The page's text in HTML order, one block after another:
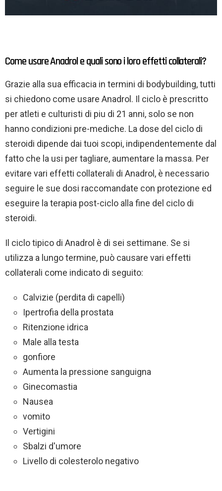
Come usare Anadrol e quali sono i loro effetti collaterali?
Grazie alla sua efficacia in termini di bodybuilding, tutti
si chiedono come usare Anadrol. Il ciclo è prescritto
per atleti e culturisti di piu di 21 anni, solo se non
hanno condizioni pre-mediche. La dose del ciclo di
steroidi dipende dai tuoi scopi, indipendentemente dal
fatto che la usi per tagliare, aumentare la massa. Per
evitare vari effetti collaterali di Anadrol, è necessario
seguire le sue dosi raccomandate con protezione ed
eseguire la terapia post-ciclo alla fine del ciclo di
steroidi.
Il ciclo tipico di Anadrol è di sei settimane. Se si
utilizza a lungo termine, può causare vari effetti
collaterali come indicato di seguito:
Calvizie (perdita di capelli)
Ipertrofia della prostata
Ritenzione idrica
Male alla testa
gonfiore
Aumenta la pressione sanguigna
Ginecomastia
Nausea
vomito
Vertigini
Sbalzi d'umore
Livello di colesterolo negativo